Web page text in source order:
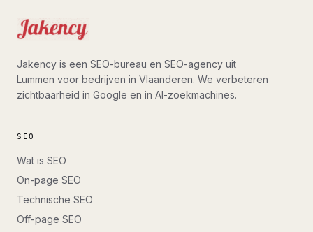
Jakency is een SEO-bureau en SEO-agency uit
Lummen voor bedrijven in Vlaanderen. We verbeteren
zichtbaarheid in Google en in AI-zoekmachines.
SEO
Wat is SEO
On-page SEO
Technische SEO
Off-page SEO